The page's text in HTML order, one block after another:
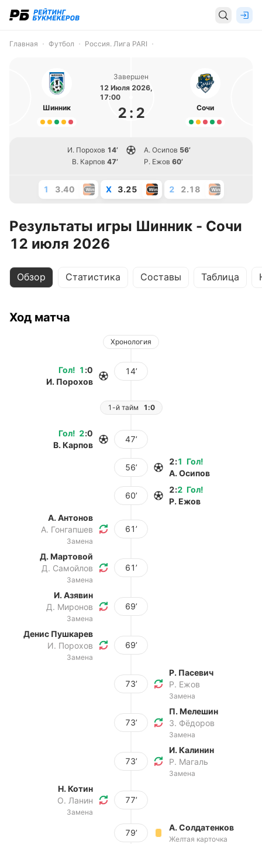
Главная Футбол Россия. Лига PARI
Шинник
Завершен
12 Июля 2026,
17:00
2 : 2 Сочи
И. Порохов 14’
В. Карпов 47’
А. Осипов 56’
Р. Ежов 60’
1 3.40 X 3.25 2 2.18
Результаты игры Шинник - Сочи
12 июля 2026
Обзор Статистика Составы Таблица
Ход матча
Хронология
Гол! 1 :0
И. Порохов
14’
1-й тайм 1:0
Гол! 2:0
В. Карпов
47’
56’
Гол!
2:1
А. Осипов
60’
Гол!
2:2
Р. Ежов
А. Антонов
А. Гонгапшев
Замена
61’
Д. Мартовой
Д. Самойлов
Замена
61’
И. Азявин
Д. Миронов
Замена
69’
Денис Пушкарев
И. Порохов
Замена
69’
73’
Р. Пасевич
Р. Ежов
Замена
73’
П. Мелешин
З. Фёдоров
Замена
73’
И. Калинин
Р. Магаль
Замена
Н. Котин
О. Ланин
Замена
77’
79’
А. Солдатенков
Желтая карточка